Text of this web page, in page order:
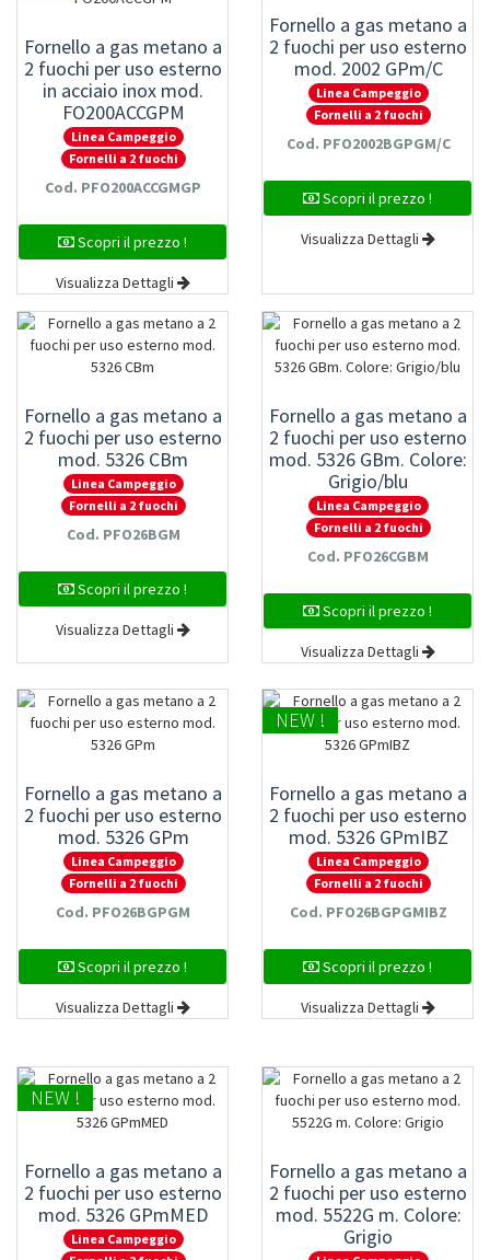
Fornello a gas metano a
2 fuochi per uso esterno
in acciaio inox mod.
FO200ACCGPM
Linea Campeggio
Fornelli a 2 fuochi
Cod. PFO200ACCGMGP
Scopri il prezzo !
Visualizza Dettagli
Fornello a gas metano a
2 fuochi per uso esterno
mod. 2002 GPm/C
Linea Campeggio
Fornelli a 2 fuochi
Cod. PFO2002BGPGM/C
Scopri il prezzo !
Visualizza Dettagli
Fornello a gas metano a
2 fuochi per uso esterno
mod. 5326 CBm
Linea Campeggio
Fornelli a 2 fuochi
Cod. PFO26BGM
Scopri il prezzo !
Visualizza Dettagli
Fornello a gas metano a
2 fuochi per uso esterno
mod. 5326 GBm. Colore:
Grigio/blu
Linea Campeggio
Fornelli a 2 fuochi
Cod. PFO26CGBM
Scopri il prezzo !
Visualizza Dettagli
Fornello a gas metano a
2 fuochi per uso esterno
mod. 5326 GPm
Linea Campeggio
Fornelli a 2 fuochi
Cod. PFO26BGPGM
Scopri il prezzo !
Visualizza Dettagli
NEW !
Fornello a gas metano a
2 fuochi per uso esterno
mod. 5326 GPmIBZ
Linea Campeggio
Fornelli a 2 fuochi
Cod. PFO26BGPGMIBZ
Scopri il prezzo !
Visualizza Dettagli
NEW !
Fornello a gas metano a
2 fuochi per uso esterno
mod. 5326 GPmMED
Linea Campeggio
Fornello a gas metano a
2 fuochi per uso esterno
mod. 5522G m. Colore:
Grigio